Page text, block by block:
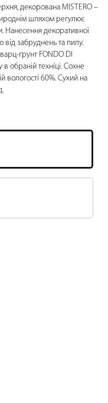
декорована MISTERO –
шляхом регулює
Нанесення декоративної
забруднень та пилу.
ґрунт FONDO DI
обраній техніці. Сохне
вологості 60%. Сухий на